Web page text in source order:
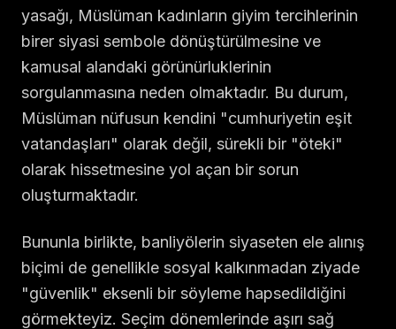
yasağı, Müslüman kadınların giyim tercihlerinin
birer siyasi sembole dönüştürülmesine ve
kamusal alandaki görünürluklerinin
sorgulanmasına neden olmaktadır. Bu durum,
Müslüman nüfusun kendini "cumhuriyetin eşit
vatandaşları" olarak değil, sürekli bir "öteki"
olarak hissetmesine yol açan bir sorun
oluşturmaktadır.
Bununla birlikte, banliyölerin siyaseten ele alınış
biçimi de genellikle sosyal kalkınmadan ziyade
"güvenlik" eksenli bir söyleme hapsedildiğini
görmekteyiz. Seçim dönemlerinde aşırı sağ